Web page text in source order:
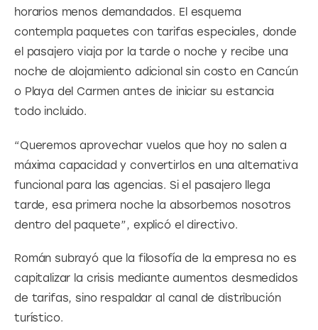
horarios menos demandados. El esquema
contempla paquetes con tarifas especiales, donde
el pasajero viaja por la tarde o noche y recibe una
noche de alojamiento adicional sin costo en Cancún
o Playa del Carmen antes de iniciar su estancia
todo incluido.
“Queremos aprovechar vuelos que hoy no salen a
máxima capacidad y convertirlos en una alternativa
funcional para las agencias. Si el pasajero llega
tarde, esa primera noche la absorbemos nosotros
dentro del paquete”, explicó el directivo.
Román subrayó que la filosofía de la empresa no es
capitalizar la crisis mediante aumentos desmedidos
de tarifas, sino respaldar al canal de distribución
turístico.